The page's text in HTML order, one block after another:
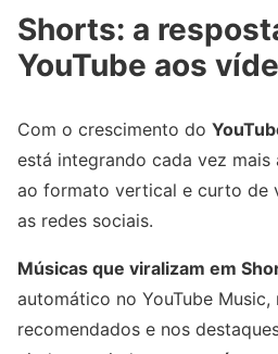
Shorts: a
YouTube aos
Com o crescimento do
está integrando cada vez mais
ao formato vertical e curto de
as redes sociais.
Músicas que viralizam em
automático no YouTube Music,
recomendados e nos